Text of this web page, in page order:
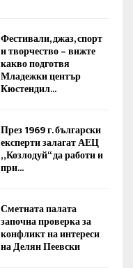
Фестивали, джаз, спорт
и творчество – вижте
какво подготвя
Младежки център
Кюстендил...
През 1969 г. български
експерти залагат АЕЦ
„Козлодуй“ да работи и
при...
Сметната палата
започна проверка за
конфликт на интереси
на Делян Пеевски